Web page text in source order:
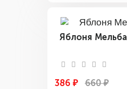
Яблоня Мельба
386 ₽ 660 ₽